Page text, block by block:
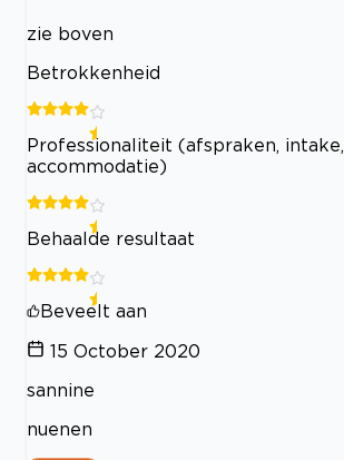
zie boven
Betrokkenheid
Professionaliteit (afspraken, intake,
accommodatie)
Behaalde resultaat
Beveelt aan
15 October 2020
sannine
nuenen